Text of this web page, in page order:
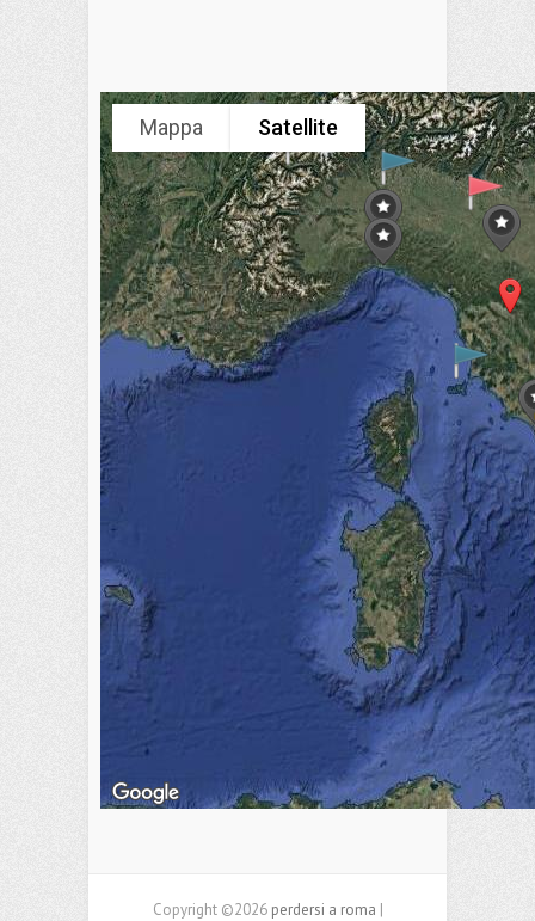
Mappa Satellite
Copyright ©2026 perdersi a roma |